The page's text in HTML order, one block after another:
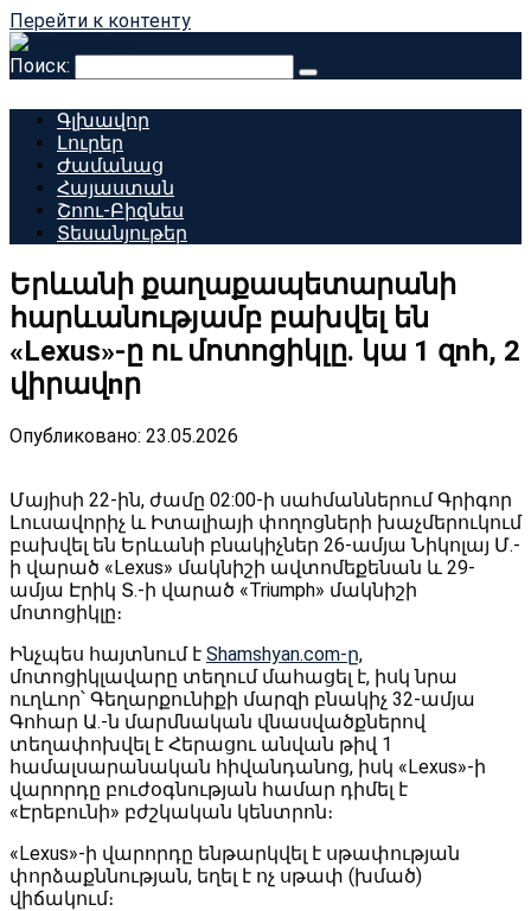
Перейти к контенту
Поиск:
Գլխավոր
Լուրեր
Ժամանաց
Հայաստան
Շոու-Բիզնես
Տեսանյութեր
Երևանի քաղաքապետարանի
հարևանությամբ բախվել են
«Lexus»-ը ու մոտոցիկլը. կա 1 զnհ, 2
վիրավnր
Опубликовано: 23.05.2026
Մայիսի 22-ին, ժամը 02:00-ի սահմաններում Գրիգոր
Լուսավորիչ և Իտալիայի փողոցների խաչմերուկում
բախվել են Երևանի բնակիչներ 26-ամյա Նիկոլայ Մ.-
ի վարած «Lexus» մակնիշի ավտոմեքենան և 29-
ամյա Էրիկ Տ.-ի վարած «Triumph» մակնիշի
մոտոցիկլը։
Ինչպես հայտնում է Shamshyan.com-ը,
մոտոցիկլավարը տեղում մահացել է, իսկ նրա
ուղևոր՝ Գեղարքունիքի մարզի բնակիչ 32-ամյա
Գոհար Ա.-ն մարմնական վնասվածքներով
տեղափոխվել է Հերացու անվան թիվ 1
համալսարանական հիվանդանոց, իսկ «Lexus»-ի
վարորդը բուժօգնության համար դիմել է
«Էրեբունի» բժշկական կենտրոն։
«Lexus»-ի վարորդը ենթարկվել է սթափության
փորձաքննության, եղել է ոչ սթափ (խմած)
վիճակում։